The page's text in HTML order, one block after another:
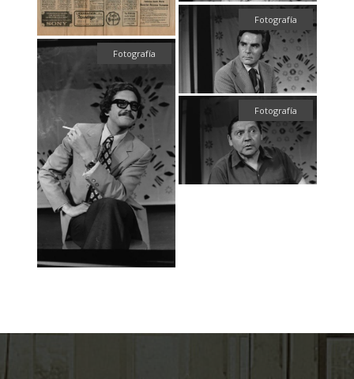
Fotografía
Fotografía
Fotografía